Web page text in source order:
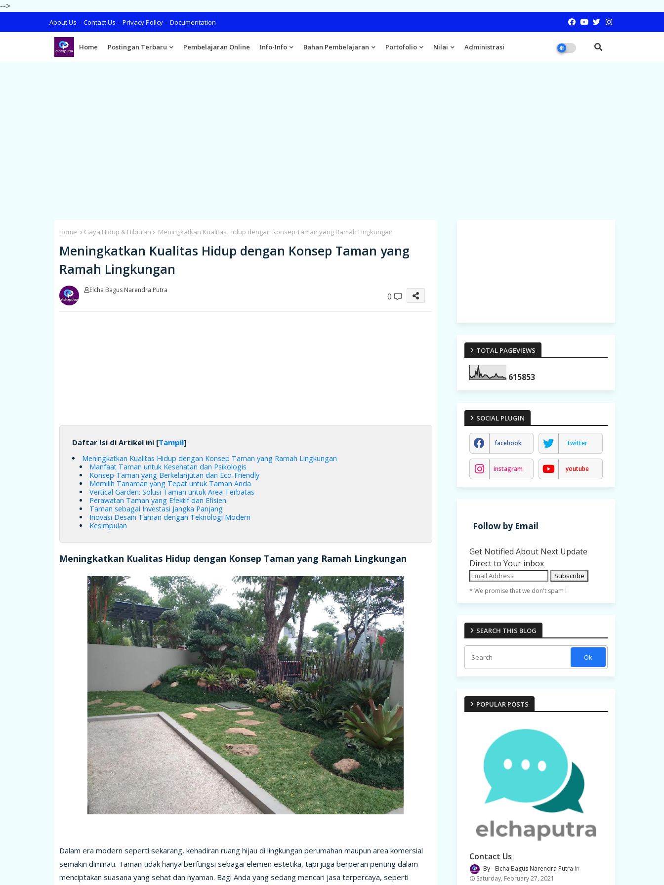
-->
About Us Contact Us Privacy Policy Documentation
Home Postingan Terbaru Pembelajaran Online Info-Info Bahan Pembelajaran Portofolio Nilai Administrasi
Home Gaya Hidup & Hiburan Meningkatkan Kualitas Hidup dengan Konsep Taman yang Ramah Lingkungan
Meningkatkan Kualitas Hidup dengan Konsep Taman yang
Ramah Lingkungan
Elcha Bagus Narendra Putra
0
Daftar Isi di Artikel ini [Tampil]
Meningkatkan Kualitas Hidup dengan Konsep Taman yang Ramah Lingkungan
Manfaat Taman untuk Kesehatan dan Psikologis
Konsep Taman yang Berkelanjutan dan Eco-Friendly
Memilih Tanaman yang Tepat untuk Taman Anda
Vertical Garden: Solusi Taman untuk Area Terbatas
Perawatan Taman yang Efektif dan Efisien
Taman sebagai Investasi Jangka Panjang
Inovasi Desain Taman dengan Teknologi Modern
Kesimpulan
Meningkatkan Kualitas Hidup dengan Konsep Taman yang Ramah Lingkungan
Dalam era modern seperti sekarang, kehadiran ruang hijau di lingkungan perumahan maupun area komersial
semakin diminati. Taman tidak hanya berfungsi sebagai elemen estetika, tapi juga berperan penting dalam
menciptakan suasana yang sehat dan nyaman. Bagi Anda yang sedang mencari jasa terpercaya, seperti
TOTAL PAGEVIEWS
615853
SOCIAL PLUGIN
facebook twitter
instagram youtube
Follow by Email
Get Notified About Next Update
Direct to Your inbox
* We promise that we don't spam !
SEARCH THIS BLOG
POPULAR POSTS
Contact Us
Elcha Bagus Narendra Putra
Saturday, February 27, 2021